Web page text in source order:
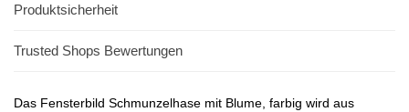
Produktsicherheit
Trusted Shops Bewertungen
Das Fensterbild Schmunzelhase mit Blume, farbig wird aus